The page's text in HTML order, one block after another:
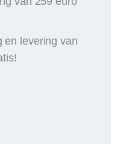
en levering van